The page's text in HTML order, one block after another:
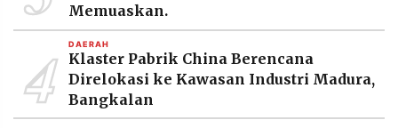
Memuaskan.
4 DAERAH
Klaster Pabrik China Berencana
Direlokasi ke Kawasan Industri Madura,
Bangkalan